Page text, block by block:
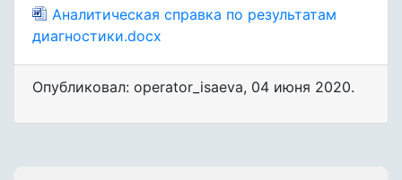
Аналитическая справка по результатам
диагностики.docx
Опубликовал: operator_isaeva, 04 июня 2020.